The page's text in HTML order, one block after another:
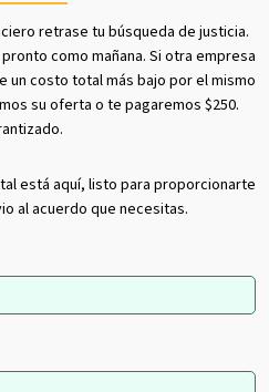
retrase tu búsqueda de justicia.
como mañana. Si otra empresa
un costo total más bajo por el mismo
su oferta o te pagaremos $250.
está aquí, listo para proporcionarte
al acuerdo que necesitas.